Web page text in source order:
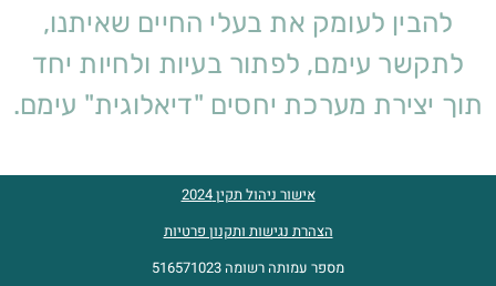
להבין לעומק את בעלי החיים שאיתנו,
לתקשר עימם, לפתור בעיות ולחיות יחד
תוך יצירת מערכת יחסים "דיאלוגית" עימם.
אישור ניהול תקין 2024
הצהרת נגישות ותקנון פרטיות
מספר עמותה רשומה 516571023